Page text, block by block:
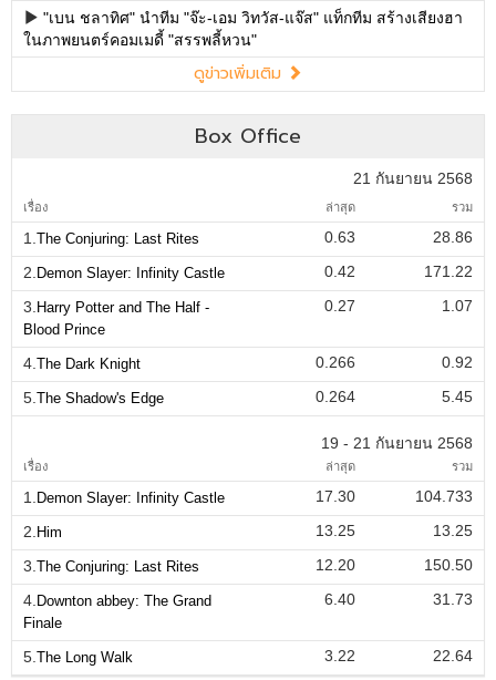
"เบน ชลาทิศ" นำทีม "จ๊ะ-เอม วิทวัส-แจ๊ส" แท็กทีม สร้างเสียงฮา
ในภาพยนตร์คอมเมดี้ "สรรพลี้หวน"
ดูข่าวเพิ่มเติม
Box Office
21 กันยายน 2568
เรื่อง ล่าสุด รวม
1. The Conjuring: Last Rites 0.63
28.86
2. Demon Slayer: Infinity Castle 0.42
171.22
3. Harry Potter and The Half -
Blood Prince
0.27 1.07
4. The Dark Knight 0.266
0.92
5. The Shadow's Edge 0.264 5.45
19 - 21 กันยายน 2568
เรื่อง ล่าสุด รวม
1. Demon Slayer: Infinity Castle 17.30
104.733
2. Him 13.25
13.25
3. The Conjuring: Last Rites 12.20
150.50
4. Downton abbey: The Grand
Finale
6.40 31.73
5. The Long Walk 3.22 22.64